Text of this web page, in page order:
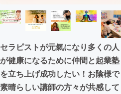
セラピストが元氣になり多くの人
が健康になるために仲間と起業塾
を立ち上げ成功したい！お陰様で
素晴らしい講師の方々が共感して